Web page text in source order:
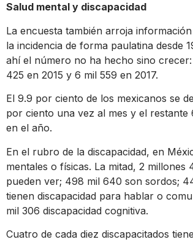
Salud mental y discapacidad
La encuesta también arroja
la incidencia de forma paulatina desde
ahí el número no ha hecho sino
425 en 2015 y 6 mil 559 en 2017.
El 9.9 por ciento de los mexicanos se
por ciento una vez al mes y el
en el año.
En el rubro de la discapacidad, en
mentales o físicas. La mitad, 2
pueden ver; 498 mil 640 son sordos;
tienen discapacidad para hablar o
mil 306 discapacidad cognitiva.
Cuatro de cada diez discapacitados